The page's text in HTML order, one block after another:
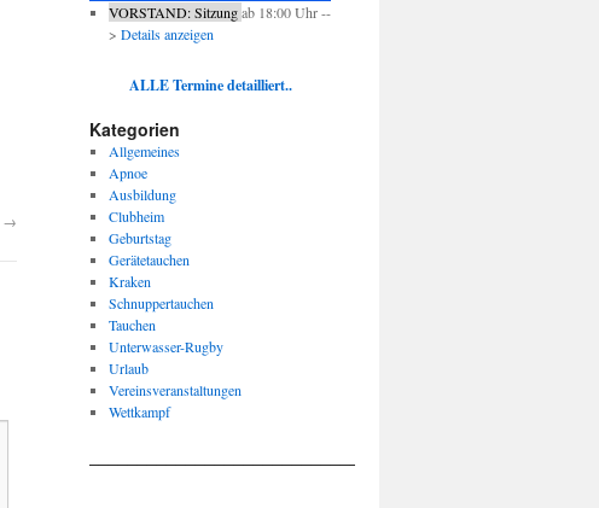
→
VORSTAND: Sitzung ab 18:00Uhr --
> Details anzeigen
ALLE Termine detailliert..
Kategorien
Allgemeines
Apnoe
Ausbildung
Clubheim
Geburtstag
Gerätetauchen
Kraken
Schnuppertauchen
Tauchen
Unterwasser-Rugby
Urlaub
Vereinsveranstaltungen
Wettkampf